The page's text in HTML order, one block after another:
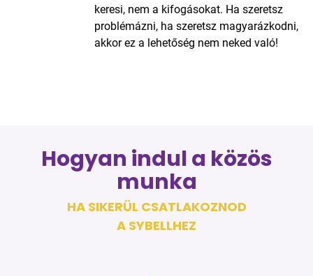
keresi, nem a kifogásokat. Ha szeretsz
problémázni, ha szeretsz magyarázkodni,
akkor ez a lehetőség nem neked való!
Hogyan indul a közös
munka
HA SIKERÜL CSATLAKOZNOD
A SYBELLHEZ